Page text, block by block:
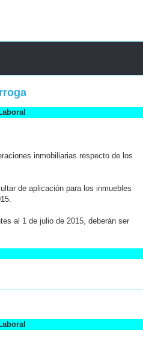
inmobiliarias respecto de los
de aplicación para los inmuebles
al 1 de julio de 2015, deberán ser